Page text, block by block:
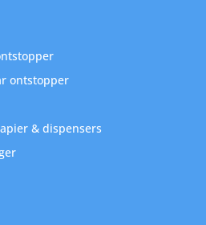
ontstopper
& dispensers